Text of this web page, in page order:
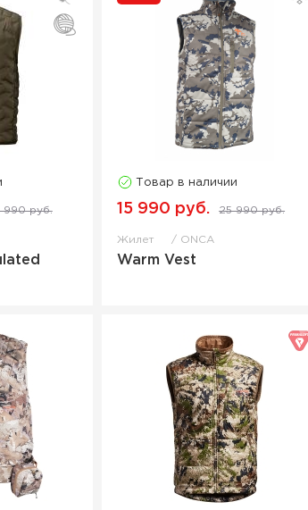
990 руб.
Товар в наличии
15 990 руб. 25 990 руб.
Жилет ONCA
Warm Vest